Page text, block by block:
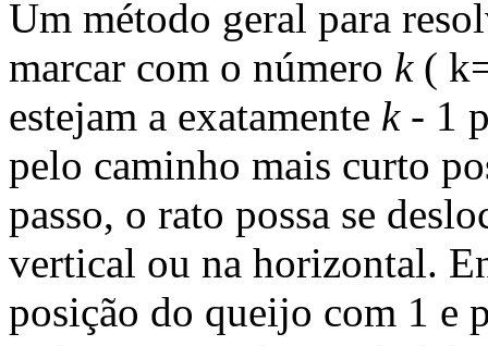
Um método geral para
marcar com o número k(
estejam a exatamente k- 1
pelo caminho mais curto
passo, o rato possa se
vertical ou na horizontal.
posição do queijo com 1 e